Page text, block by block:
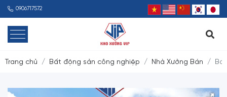
0906717572
Trang chủ Bất động sản công nghiệp Nhà Xưởng Bán